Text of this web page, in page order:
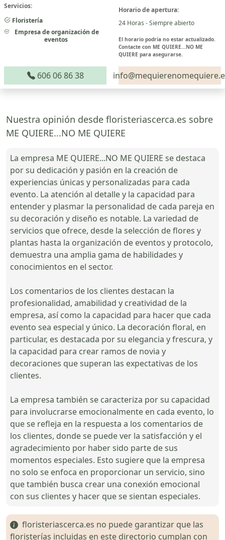
Servicios:
Floristería
Empresa de organización de
eventos
Horario de apertura:
24 Horas - Siempre abierto
El horario podría no estar actualizado.
Contacte con ME QUIERE...NO ME
QUIERE para asegurarse.
606 06 86 38
Nuestra opinión desde floristeriascerca.es sobre
ME QUIERE...NO ME QUIERE
La empresa ME QUIERE...NO ME QUIERE se destaca
por su dedicación y pasión en la creación de
experiencias únicas y personalizadas para cada
evento. La atención al detalle y la capacidad para
entender y plasmar la personalidad de cada pareja en
su decoración y diseño es notable. La variedad de
servicios que ofrece, desde la selección de flores y
plantas hasta la organización de eventos y protocolo,
demuestra una amplia gama de habilidades y
conocimientos en el sector.
Los comentarios de los clientes destacan la
profesionalidad, amabilidad y creatividad de la
empresa, así como la capacidad para hacer que cada
evento sea especial y único. La decoración floral, en
particular, es destacada por su elegancia y frescura, y
la capacidad para crear ramos de novia y
decoraciones que superan las expectativas de los
clientes.
La empresa también se caracteriza por su capacidad
para involucrarse emocionalmente en cada evento, lo
que se refleja en la respuesta a los comentarios de
los clientes, donde se puede ver la satisfacción y el
agradecimiento por haber sido parte de sus
momentos especiales. Esto sugiere que la empresa
no solo se enfoca en proporcionar un servicio, sino
que también busca crear una conexión emocional
con sus clientes y hacer que se sientan especiales.
floristeriascerca.es no puede garantizar que las
floristerías incluidas en este directorio cumplan con